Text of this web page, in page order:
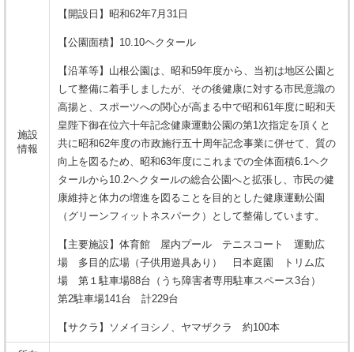
施設
情報
【開設日】昭和62年7月31日
【公園面積】10.10ヘクタール
【沿革等】山根公園は、昭和59年度から、当初は地区公園と
して整備に着手しましたが、その後健康に対する市民意識の
高揚と、スポーツへの関心が高まる中で昭和61年度に昭和天
皇陛下御在位六十年記念健康運動公園の第1次指定を頂くと
共に昭和62年度の市政施行五十周年記念事業に併せて、質の
向上を図るため、昭和63年度にこれまでの全体面積6.1ヘク
タールから10.2ヘクタールの総合公園へと拡張し、市民の健
康維持と体力の増進を図ることを目的とした健康運動公園
（グリーンフィットネスパーク）として整備しています。
【主要施設】体育館 屋内プール テニスコート 運動広
場 多目的広場（子供用遊具あり） 日本庭園 トリム広
場 第１駐車場88台（うち障害者専用駐車スペース3台）
第2駐車場141台 計229台
【サクラ】ソメイヨシノ、ヤマザクラ 約100本